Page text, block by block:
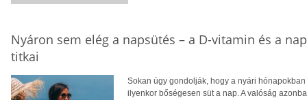
Nyáron sem elég a napsütés – a D-vitamin és a
titkai
Sokan úgy gondolják, hogy a nyári
ilyenkor bőségesen süt a nap. A valóság